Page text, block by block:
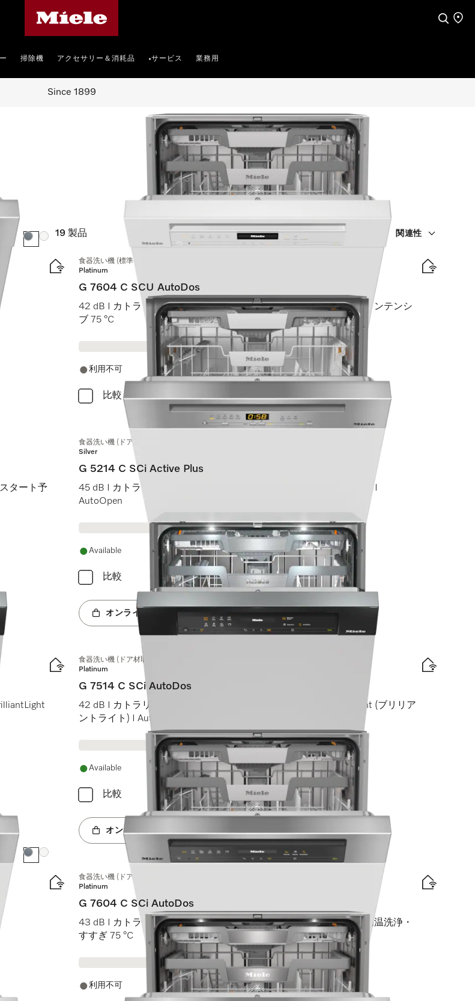
検索 店舗
掃除機 アクセサリー＆消耗品 •サービス 業務用
Since 1899
19 製品 関連性
カラー:カラー:
食器洗い機 (標準ドア装備タイプ)
Platinum
G 7604 C SCU AutoDos
42 dB I カトラリートレイ I ExtraComfort Cバスケット I AutoDos I インテンシ
ブ 75 °C
利用不可
比較
タート予
食器洗い機 (ドア材取付専用タイプ)
Silver
G 5214 C SCi Active Plus
45 dB I カトラリートレイ I Comfort Cバスケット I QuickPowerWash I
AutoOpen
Available
比較
オンラインショップへ
食器洗い機 (ドア材取付専用タイプ)
Platinum
G 7514 C SCi AutoDos
42 dB I カトラリートレイ I MaxiComfort Cバスケット I BrilliantLight (ブリリア
ントライト) I AutoDos
Available
比較
オンラインショップへ
カラー:カラー:
食器洗い機 (ドア材取付専用タイプ)
Platinum
G 7604 C SCi AutoDos
43 dB I カトラリートレイ I ExtraComfort Cバスケット I AutoDos I 高温洗浄・
すすぎ 75 °C
利用不可